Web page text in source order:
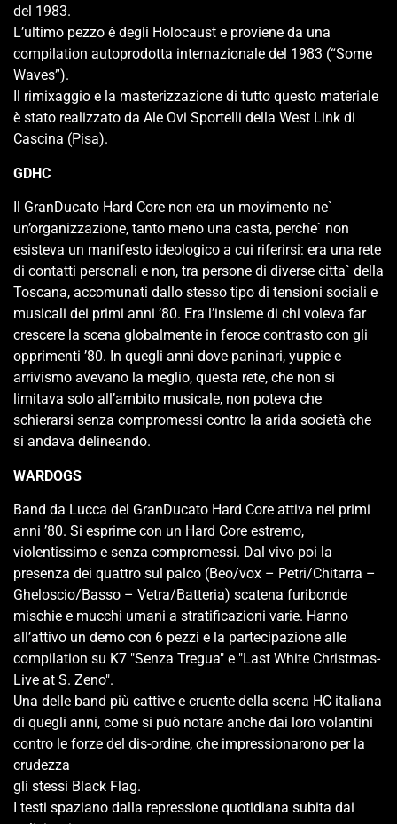
del 1983.
L’ultimo pezzo è degli Holocaust e proviene da una
compilation autoprodotta internazionale del 1983 (“Some
Waves”).
Il rimixaggio e la masterizzazione di tutto questo materiale
è stato realizzato da Ale Ovi Sportelli della West Link di
Cascina (Pisa).
GDHC
Il GranDucato Hard Core non era un movimento ne`
un’organizzazione, tanto meno una casta, perche` non
esisteva un manifesto ideologico a cui riferirsi: era una rete
di contatti personali e non, tra persone di diverse citta` della
Toscana, accomunati dallo stesso tipo di tensioni sociali e
musicali dei primi anni ’80. Era l’insieme di chi voleva far
crescere la scena globalmente in feroce contrasto con gli
opprimenti ’80. In quegli anni dove paninari, yuppie e
arrivismo avevano la meglio, questa rete, che non si
limitava solo all’ambito musicale, non poteva che
schierarsi senza compromessi contro la arida società che
si andava delineando.
WARDOGS
Band da Lucca del GranDucato Hard Core attiva nei primi
anni ’80. Si esprime con un Hard Core estremo,
violentissimo e senza compromessi. Dal vivo poi la
presenza dei quattro sul palco (Beo/vox – Petri/Chitarra –
Gheloscio/Basso – Vetra/Batteria) scatena furibonde
mischie e mucchi umani a stratificazioni varie. Hanno
all’attivo un demo con 6 pezzi e la partecipazione alle
compilation su K7 "Senza Tregua" e "Last White Christmas-
Live at S. Zeno".
Una delle band più cattive e cruente della scena HC italiana
di quegli anni, come si può notare anche dai loro volantini
contro le forze del dis-ordine, che impressionarono per la
crudezza
gli stessi Black Flag.
I testi spaziano dalla repressione quotidiana subita dai